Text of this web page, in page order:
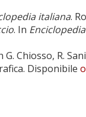
italiana.
. In
G. Chiosso, R.
Disponibile